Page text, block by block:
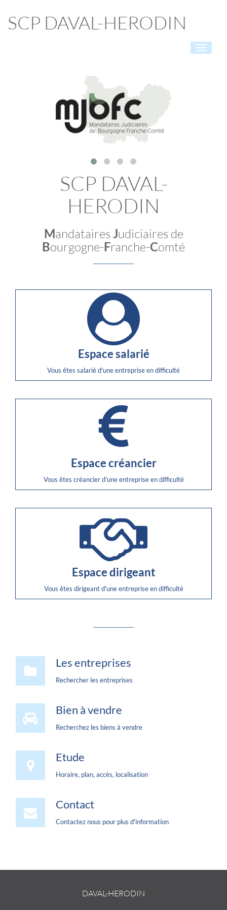
SCP DAVAL-HERODIN
Toggle
SCP DAVAL-
HERODIN
Mandataires Judiciaires de
Bourgogne-Franche-Comté
Espace salarié
Vous êtes salarié d'une entreprise en difficulté
Espace créancier
Vous êtes créancier d'une entreprise en difficulté
Espace dirigeant
Vous êtes dirigeant d'une entreprise en difficulté
Les entreprises
Rechercher les entreprises
Bien à vendre
Recherchez les biens à vendre
Etude
Horaire, plan, accès, localisation
Contact
Contactez nous pour plus d'information
DAVAL-HERODIN